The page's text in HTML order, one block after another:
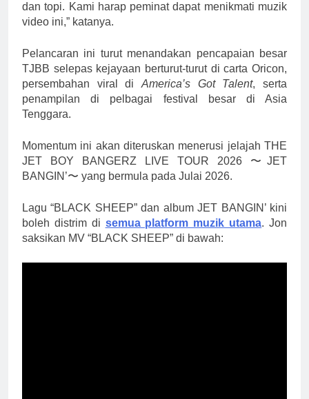
dan topi. Kami harap peminat dapat menikmati muzik
video ini,” katanya.
Pelancaran ini turut menandakan pencapaian besar
TJBB selepas kejayaan berturut-turut di carta Oricon,
persembahan viral di America’s Got Talent, serta
penampilan di pelbagai festival besar di Asia
Tenggara.
Momentum ini akan diteruskan menerusi jelajah THE
JET BOY BANGERZ LIVE TOUR 2026 〜JET
BANGIN’〜 yang bermula pada Julai 2026.
Lagu “BLACK SHEEP” dan album JET BANGIN’ kini
boleh distrim di semua platform muzik utama. Jon
saksikan MV “BLACK SHEEP” di bawah: